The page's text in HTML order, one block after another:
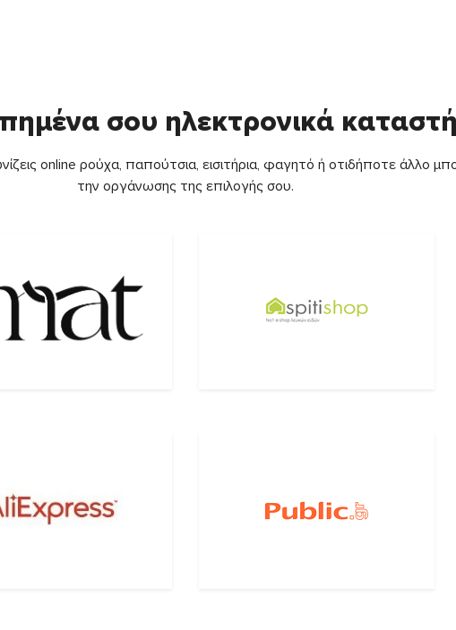
σου ηλεκτρονικά
online ρούχα, παπούτσια, εισιτήρια, φαγητό ή οτιδήποτε άλλο
την οργάνωσης της επιλογής σου.